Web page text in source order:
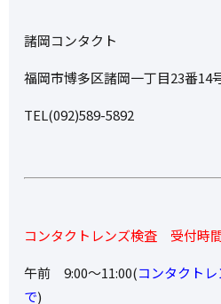
諸岡コンタクト
福岡市博多区諸岡一丁目23番14
TEL(092)589-5892
コンタクトレンズ検査 受付時
午前 9:00～11:00(コンタクト
で)